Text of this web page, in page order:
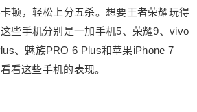
顿，轻松上分五杀。想要王者荣耀玩得
些手机分别是一加手机5、荣耀9、vivo
、魅族PRO 6 Plus和苹果iPhone 7
看这些手机的表现。